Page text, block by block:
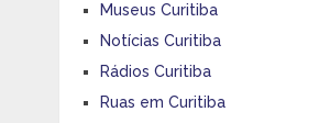
Museus Curitiba
Notícias Curitiba
Rádios Curitiba
Ruas em Curitiba